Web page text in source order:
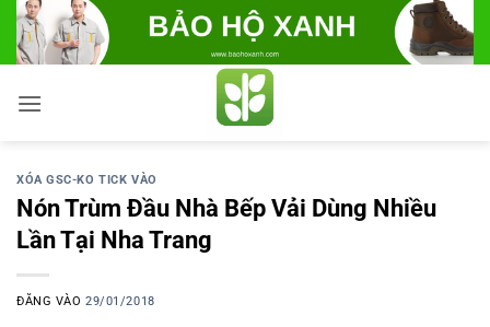
Bỏ
qua
nội
dung
XÓA GSC-KO TICK VÀO
Nón Trùm Đầu Nhà Bếp Vải Dùng Nhiều
Lần Tại Nha Trang
ĐĂNG VÀO29/01/2018